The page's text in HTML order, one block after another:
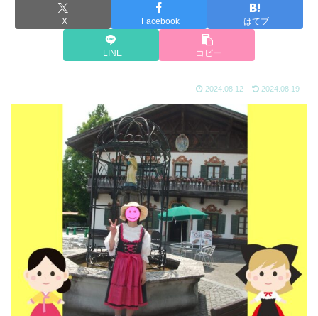
X Facebook はてブ
LINE コピー
2024.08.12 2024.08.19